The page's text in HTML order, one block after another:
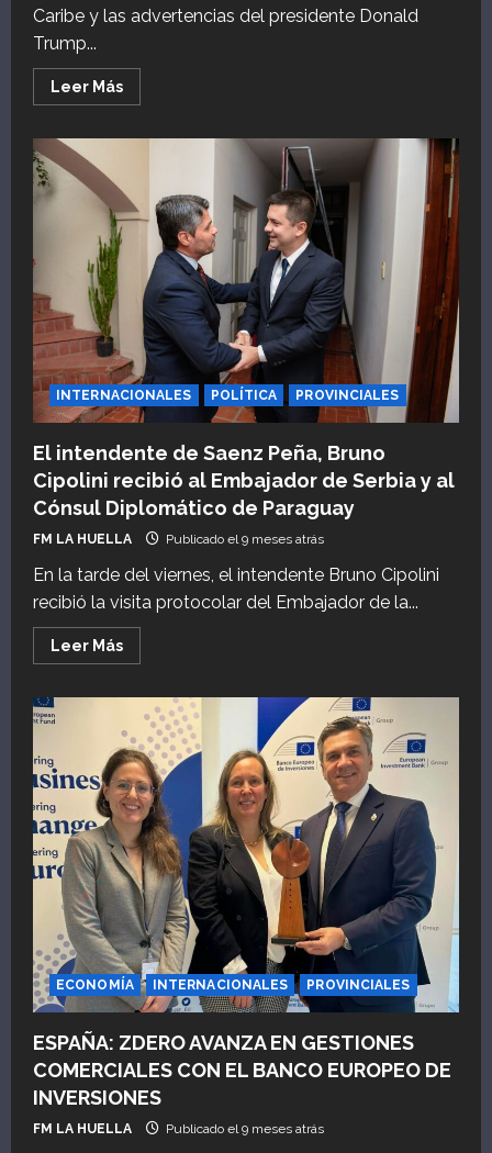
Caribe y las advertencias del presidente Donald
Trump...
Leer MásLeer
más
país
donde
Nicolás
Maduro
podría
exiliarse
tras
presión
de
Estados
Unidos:
“Es
el
lugar
perfecto
él”
INTERNACIONALES POLÍTICA PROVINCIALES
El intendente de Saenz Peña, Bruno
Cipolini recibió al Embajador de Serbia y al
Cónsul Diplomático de Paraguay
FM LA HUELLA Publicado el 9 meses atrás
En la tarde del viernes, el intendente Bruno Cipolini
recibió la visita protocolar del Embajador de la...
Leer MásLeer
más
intendente
de
Saenz
Peña,
Bruno
Cipolini
recibió
al
Embajador
de
Serbia
y
al
Cónsul
Diplomático
de
Paraguay
ECONOMÍA INTERNACIONALES PROVINCIALES
ESPAÑA: ZDERO AVANZA EN GESTIONES
COMERCIALES CON EL BANCO EUROPEO DE
INVERSIONES
FM LA HUELLA Publicado el 9 meses atrás